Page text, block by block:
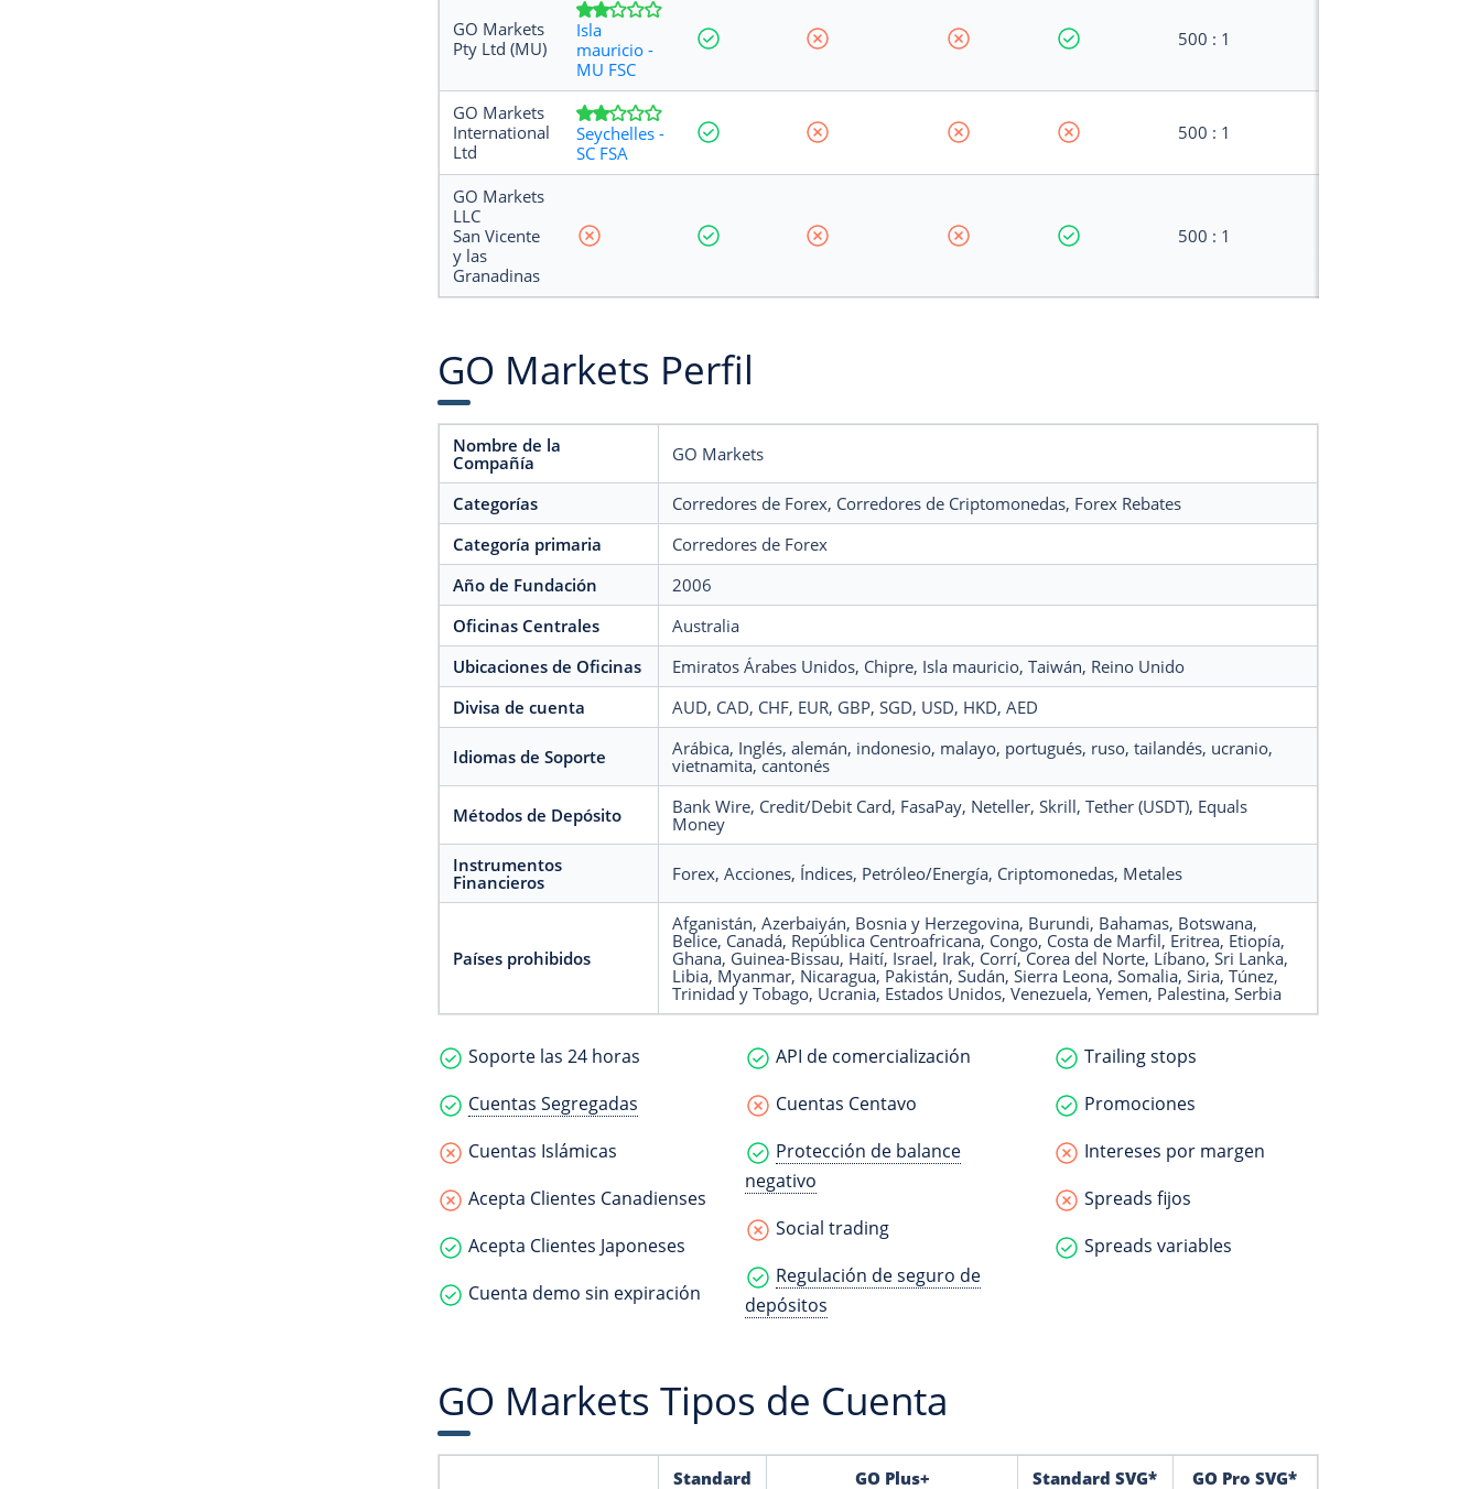
GO Markets
Pty Ltd (MU)
Isla
mauricio -
MU FSC
500 : 1
GO Markets
International
Ltd
Seychelles -
SC FSA
500 : 1
GO Markets
LLC
San Vicente
y las
Granadinas
500 : 1
GO Markets Perfil
Nombre de la
Compañía
GO Markets
Categorías Corredores de Forex, Corredores de Criptomonedas, Forex Rebates
Categoría primaria
Corredores de Forex
Año de Fundación
2006
Oficinas Centrales
Australia
Ubicaciones de Oficinas
Emiratos Árabes Unidos, Chipre, Isla mauricio, Taiwán, Reino Unido
Divisa de cuenta
AUD, CAD, CHF, EUR, GBP, SGD, USD, HKD, AED
Idiomas de Soporte Arábica, Inglés, alemán, indonesio, malayo, portugués, ruso, tailandés, ucranio,
vietnamita, cantonés
Métodos de Depósito Bank Wire, Credit/Debit Card, FasaPay, Neteller, Skrill, Tether (USDT), Equals
Money
Instrumentos
Financieros
Forex, Acciones, Índices, Petróleo/Energía, Criptomonedas, Metales
Países prohibidos
Afganistán, Azerbaiyán, Bosnia y Herzegovina, Burundi, Bahamas, Botswana,
Belice, Canadá, República Centroafricana, Congo, Costa de Marfil, Eritrea, Etiopía,
Ghana, Guinea-Bissau, Haití, Israel, Irak, Corrí, Corea del Norte, Líbano, Sri Lanka,
Libia, Myanmar, Nicaragua, Pakistán, Sudán, Sierra Leona, Somalia, Siria, Túnez,
Trinidad y Tobago, Ucrania, Estados Unidos, Venezuela, Yemen, Palestina, Serbia
Soporte las 24 horas
Cuentas Segregadas
Cuentas Islámicas
Acepta Clientes Canadienses
Acepta Clientes Japoneses
Cuenta demo sin expiración
API de comercialización
Cuentas Centavo
Protección de balance
negativo
Social trading
Regulación de seguro de
depósitos
Trailing stops
Promociones
Intereses por margen
Spreads fijos
Spreads variables
GO Markets Tipos de Cuenta
Standard GO Plus+ Standard SVG* GO Pro SVG*